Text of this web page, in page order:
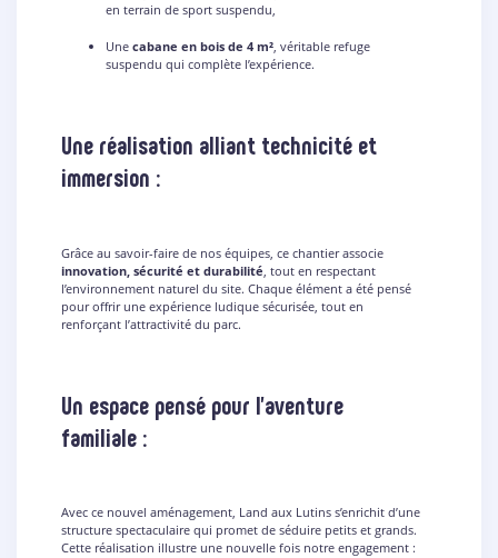
en terrain de sport suspendu,
Une cabane en bois de 4 m², véritable refuge
suspendu qui complète l’expérience.
Une réalisation alliant technicité et
immersion :
Grâce au savoir-faire de nos équipes, ce chantier associe
innovation, sécurité et durabilité , tout en respectant
l’environnement naturel du site. Chaque élément a été pensé
pour offrir une expérience ludique sécurisée, tout en
renforçant l’attractivité du parc.
Un espace pensé pour l’aventure
familiale :
Avec ce nouvel aménagement, Land aux Lutins s’enrichit d’une
structure spectaculaire qui promet de séduire petits et grands.
Cette réalisation illustre une nouvelle fois notre engagement :